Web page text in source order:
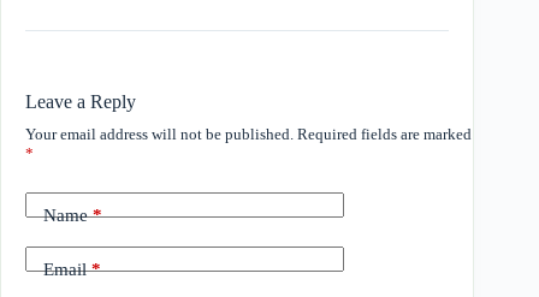
Leave a Reply
Your email address will not be published. Required fields are marked
*
Name*
Email*